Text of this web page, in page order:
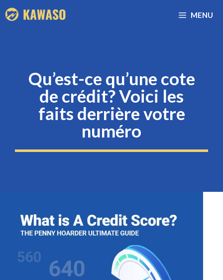
Aller
au
MENU
Qu’est-ce qu’une cote
de crédit? Voici les
faits derrière votre
numéro